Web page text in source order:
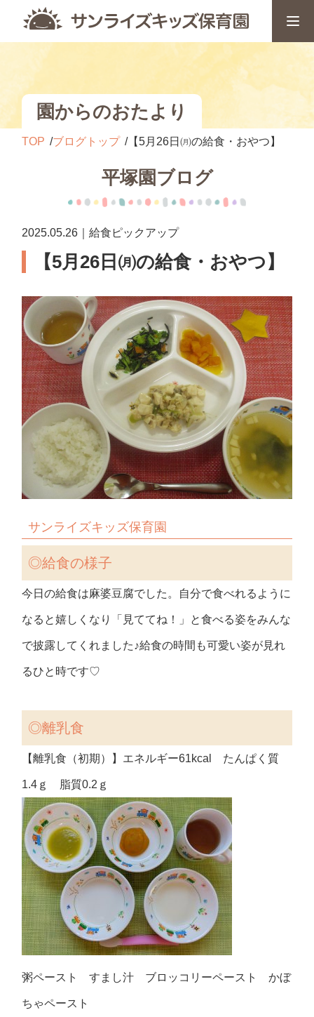
園からのおたより
TOP ブログトップ 【5月26日㈪の給食・おやつ】
平塚園ブログ
2025.05.26｜給食ピックアップ
【5月26日㈪の給食・おやつ】
サンライズキッズ保育園
◎給食の様子
今日の給食は麻婆豆腐でした。自分で食べれるように
なると嬉しくなり「見ててね！」と食べる姿をみんな
で披露してくれました♪給食の時間も可愛い姿が見れ
るひと時です♡
◎離乳食
【離乳食（初期）】エネルギー61kcal たんぱく質
1.4ｇ 脂質0.2ｇ
粥ペースト すまし汁 ブロッコリーペースト かぼ
ちゃペースト